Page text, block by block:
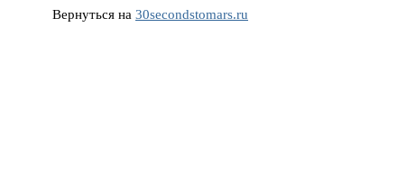
Вернуться на 30secondstomars.ru